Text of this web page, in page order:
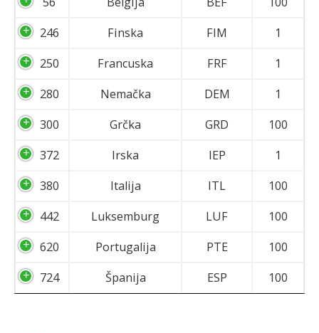
246
Finska FIM
1
250
Francuska FRF
1
280
Nemačka DEM
1
300
Grčka GRD
100
372
Irska IEP
1
380
Italija ITL
100
442
Luksemburg LUF
100
620
Portugalija PTE
100
724
Španija ESP 100